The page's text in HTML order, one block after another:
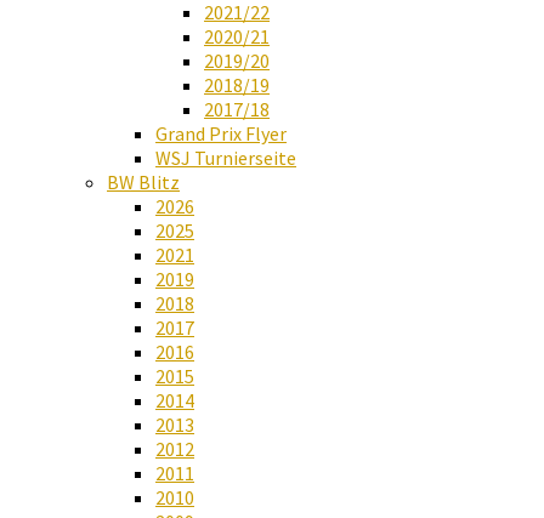
2021/22
2020/21
2019/20
2018/19
2017/18
Grand Prix Flyer
WSJ Turnierseite
BW Blitz
2026
2025
2021
2019
2018
2017
2016
2015
2014
2013
2012
2011
2010